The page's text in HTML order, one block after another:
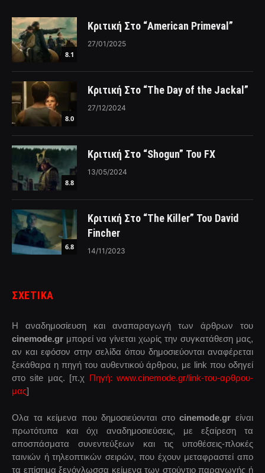
8.1
Κριτική Στο “American Primeval”
27/01/2025
8.0
Κριτική Στο “The Day of the Jackal”
27/12/2024
8.8
Κριτική Στο “Shogun” Του FX
13/05/2024
6.8
Κριτική Στο “The Killer” Του David
Fincher
14/11/2023
ΣΧΕΤΙΚΑ
Η αναδημοσίευση και αναπαραγωγή των άρθρων του
cinemode.gr μπορεί να γίνεται χωρίς την συγκατάθεση μας,
αν και εφόσον στην σελίδα όπου δημοσιεύονται αναφέρεται
ξεκάθαρα η πηγή του αυθεντικού άρθρου, με link που οδηγεί
στο site μας. [π.χ Πηγή: www.cinemode.gr/link-του-αρθρου-
μας]
Ολα τα κείμενα που δημοσιεύονται στοcinemode.gr είναι
πρωτότυπα και όχι αναδημοσιεύσεις, με εξαίρεση τα
αποσπάσματα συνεντεύξεων και τις υποθέσεις-πλοκές
ταινιών ή τηλεοπτικών σειρών, που έχουν μεταφραστεί απο
τα επίσημα ξενόγλωσσα κείμενα των στούντιο παραγωγής ή